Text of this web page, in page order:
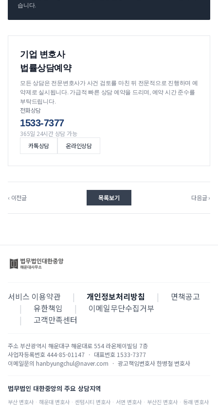
습니다.
기업 변호사
법률상담예약
모든 상담은 전문변호사가 사건 검토를 마친 뒤 전문적으로 진행하며 예
약제로 실시됩니다. 가급적 빠른 상담 예약을 드리며, 예약 시간 준수를
부탁드립니다.
전화상담
1533-7377
365일 24시간 상담 가능
카톡상담
온라인상담
‹ 이전글 목록보기 다음글 ›
서비스 이용약관 | 개인정보처리방침 |
면책공고
|
유한책임 |
이메일무단수집거부
|
고객만족센터
주소부산광역시 해운대구 해운대로 554 라온제이빌딩 7층
사업자등록번호 444-85-01147 · 대표번호 1533-7377
이메일문의 hanbyungchul@naver.com · 광고책임변호사한병철 변호사
법무법인 대한중앙의 주요 상담지역
부산 변호사 · 해운대 변호사 · 센텀시티 변호사 · 서면 변호사 · 부산진 변호사 · 동래 변호사